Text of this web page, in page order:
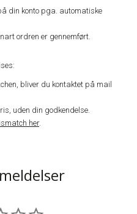
din konto pga. automatiske
ordren er gennemført.
bliver du kontaktet på mail
uden din godkendelse.
her.